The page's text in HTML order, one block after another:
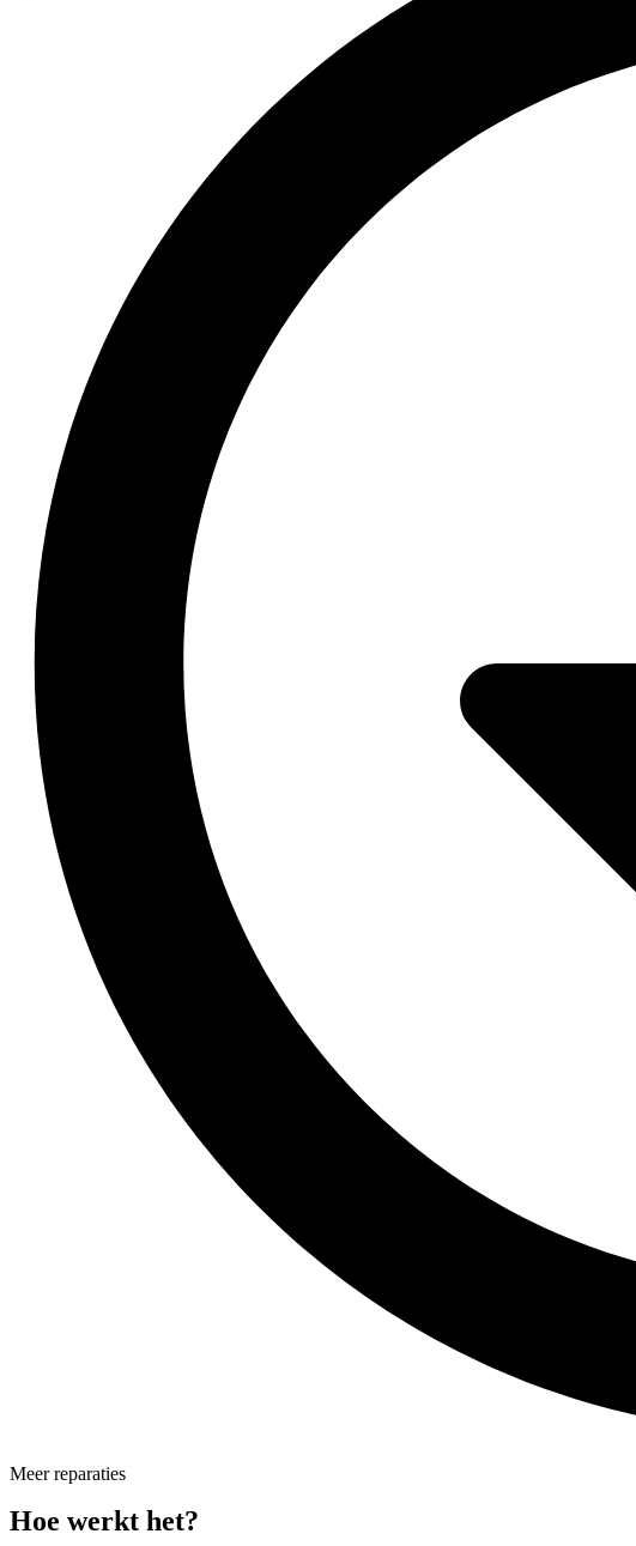
Meer reparaties
Hoe werkt het?